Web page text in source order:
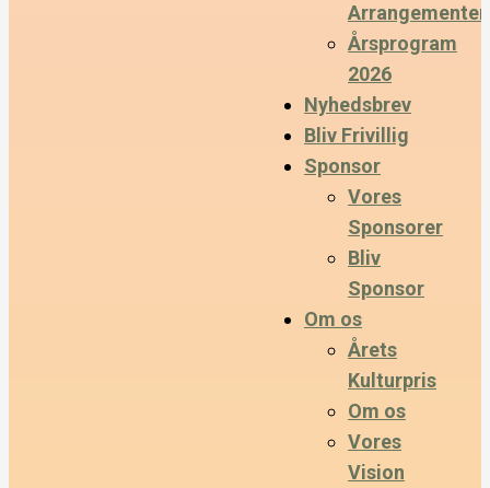
Arrangementer
Årsprogram
2026
Nyhedsbrev
Bliv Frivillig
Sponsor
Vores
Sponsorer
Bliv
Sponsor
Om os
Årets
Kulturpris
Om os
Vores
Vision